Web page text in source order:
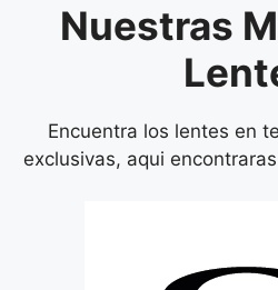
Nuestras
Encuentra los lentes en
exclusivas, aqui